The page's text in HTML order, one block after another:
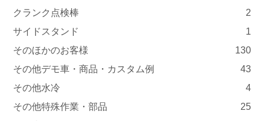
クランク点検棒
2
サイドスタンド
1
そのほかのお客様
130
その他デモ車・商品・カスタム例
43
その他水冷
4
その他特殊作業・部品
25